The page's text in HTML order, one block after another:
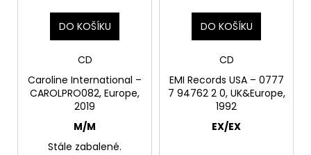
DO KOŠÍKU
CD
Caroline International –
CAROLPRO082, Europe,
2019
M/M
Stále zabalené.
DO KOŠÍKU
CD
EMI Records USA – 0777
7 94762 2 0, UK&Europe,
1992
EX/EX